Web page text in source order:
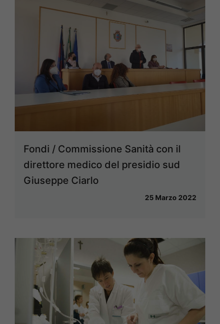
Fondi / Commissione Sanità con il
direttore medico del presidio sud
Giuseppe Ciarlo
25 Marzo 2022